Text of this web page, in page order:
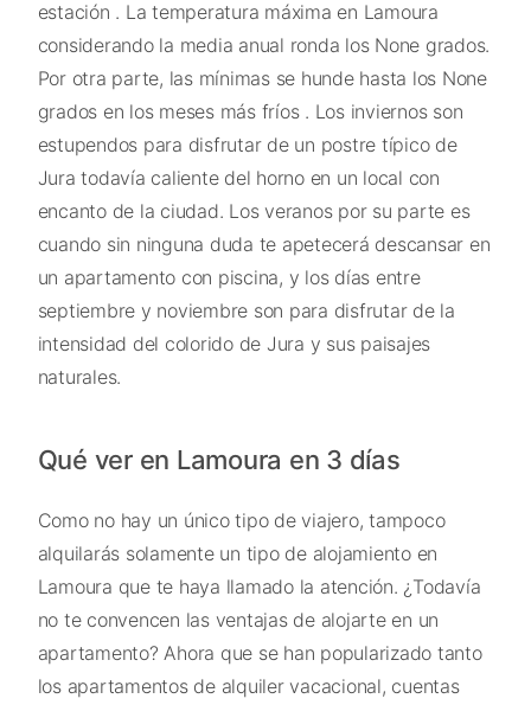
estación . La temperatura máxima en Lamoura
considerando la media anual ronda los None grados.
Por otra parte, las mínimas se hunde hasta los None
grados en los meses más fríos . Los inviernos son
estupendos para disfrutar de un postre típico de
Jura todavía caliente del horno en un local con
encanto de la ciudad. Los veranos por su parte es
cuando sin ninguna duda te apetecerá descansar en
un apartamento con piscina, y los días entre
septiembre y noviembre son para disfrutar de la
intensidad del colorido de Jura y sus paisajes
naturales.
Qué ver en Lamoura en 3 días
Como no hay un único tipo de viajero, tampoco
alquilarás solamente un tipo de alojamiento en
Lamoura que te haya llamado la atención. ¿Todavía
no te convencen las ventajas de alojarte en un
apartamento? Ahora que se han popularizado tanto
los apartamentos de alquiler vacacional, cuentas